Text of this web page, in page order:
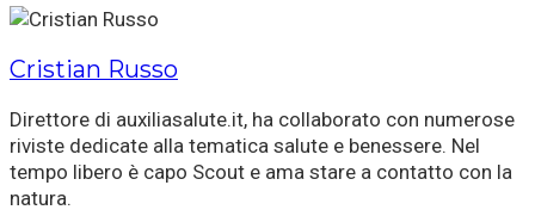
Cristian Russo
Direttore di auxiliasalute.it, ha collaborato con numerose
riviste dedicate alla tematica salute e benessere. Nel
tempo libero è capo Scout e ama stare a contatto con la
natura.